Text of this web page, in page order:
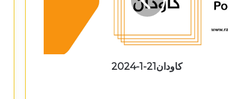
کاودان21-1-2024